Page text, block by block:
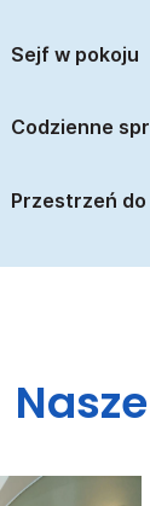
Sejf w pokoju
Codzienne
Przestrzeń